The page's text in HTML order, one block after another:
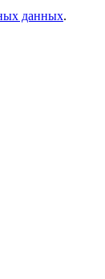
данных.